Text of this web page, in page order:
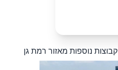
קבוצות נוספות מאזור רמת גן